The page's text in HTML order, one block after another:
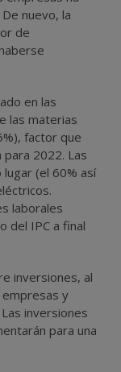
nuevo, la
de
en las
las materias
factor que
para 2022. Las
(el 60% así
laborales
del IPC a final
inversiones, al
y
inversiones
para una